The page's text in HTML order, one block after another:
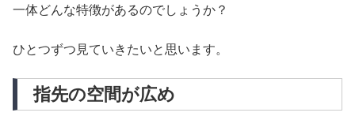
一体どんな特徴があるのでしょうか？
ひとつずつ見ていきたいと思います。
指先の空間が広め